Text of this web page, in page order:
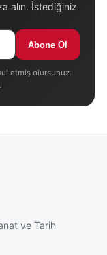
alın. İstediğiniz
Abone Ol
etmiş olursunuz.
ve Tarih